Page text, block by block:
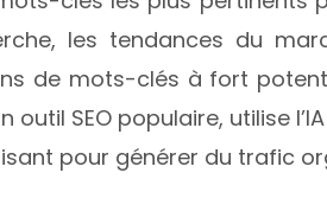
les tendances du
de mots-clés à fort
SEO populaire, utilise
pour générer du trafic